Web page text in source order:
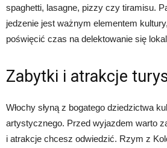
spaghetti, lasagne, pizzy czy tiramisu.
jedzenie jest ważnym elementem
poświęcić czas na delektowanie się
Zabytki i atrakcje
Włochy słyną z bogatego dziedzictwa
artystycznego. Przed wyjazdem warto
i atrakcje chcesz odwiedzić. Rzym z